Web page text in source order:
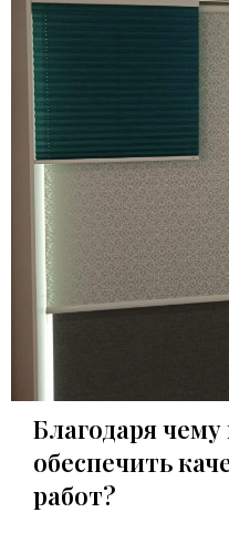
Благодаря
обеспечить
работ?